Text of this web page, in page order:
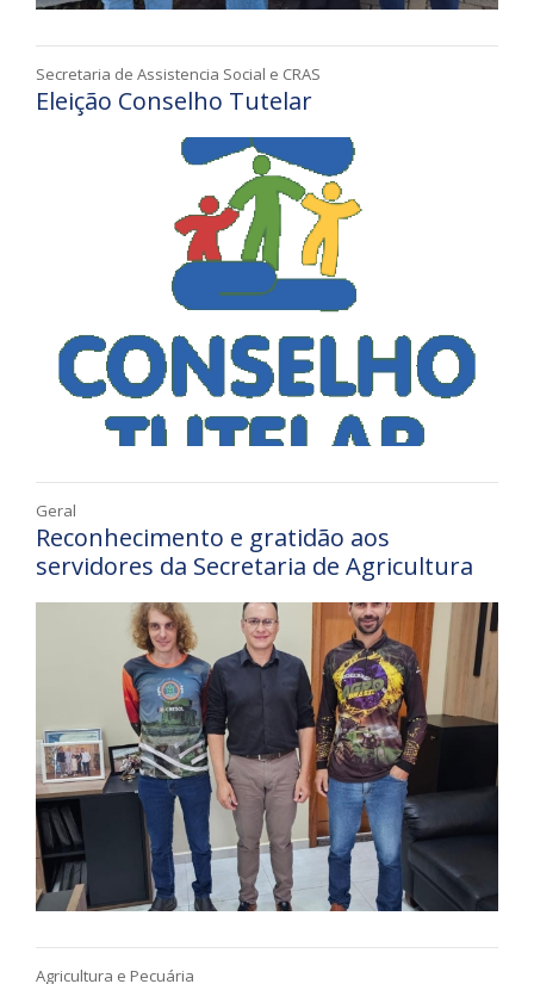
Secretaria de Assistencia Social e CRAS
Eleição Conselho Tutelar
Geral
Reconhecimento e gratidão aos
servidores da Secretaria de Agricultura
Agricultura e Pecuária